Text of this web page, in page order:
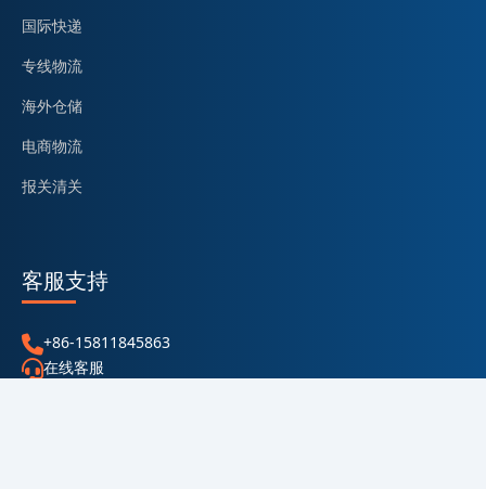
国际快递
专线物流
海外仓储
电商物流
报关清关
客服支持
+86-15811845863
在线客服